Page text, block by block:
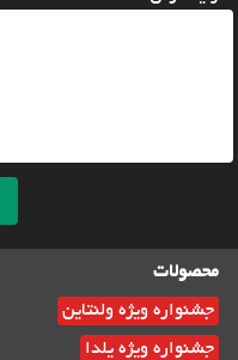
محصولات
جشنواره ویژه ولنتاین
جشنواره ویژه یلدا